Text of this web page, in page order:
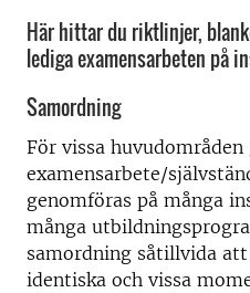
Här hittar du riktlinjer,
lediga examensarbeten på
Samordning
För vissa
examensarbete/
genomföras på många
många
samordning såtillvida
identiska och vissa